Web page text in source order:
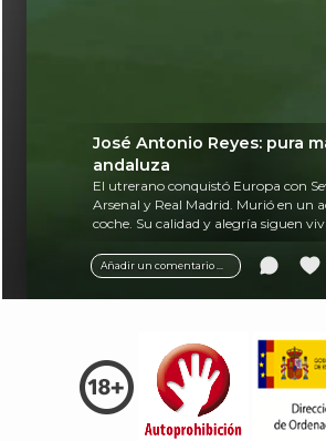
Añadir un comentario ...
José Antonio Reyes: pura
andaluza
El utrerano conquistó Europa con
Arsenal y Real Madrid. Murió en un
coche. Su calidad y alegría siguen